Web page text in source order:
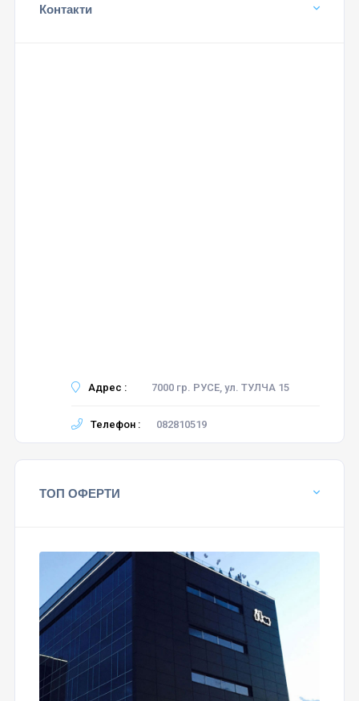
Контакти
Адрес : 7000 гр. РУСЕ, ул. ТУЛЧА 15
Телефон : 082810519
ТОП ОФЕРТИ